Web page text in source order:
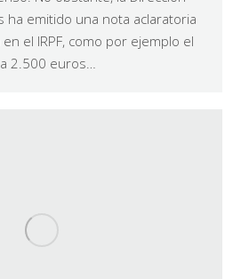
ha emitido una nota aclaratoria
el IRPF, como por ejemplo el
2.500 euros…